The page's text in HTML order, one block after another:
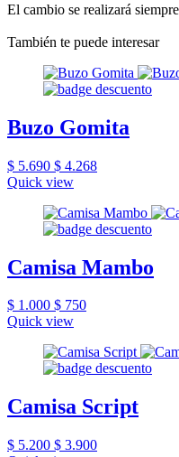
El cambio se realizará
También te puede interesar
Buzo Gomita
$ 5.690 $ 4.268
Quick view
Camisa Mambo
$ 1.000 $ 750
Quick view
Camisa Script
$ 5.200 $ 3.900